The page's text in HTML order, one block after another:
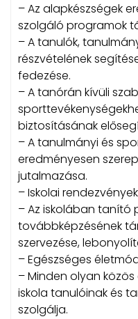
– Az alapkészségek
szolgáló programok
– A tanulók,
részvételének
fedezése.
– A tanórán kívüli
biztosításának
– A tanulmányi és
eredményesen
jutalmazása.
– Iskolai
– Az iskolában tanító
továbbképzésének
szervezése,
– Egészséges
– Minden olyan
iskola tanulóinak és
szolgálja.